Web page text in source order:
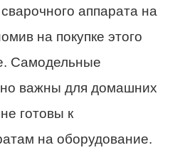
аппарата на
на покупке этого
Самодельные
важны для домашних
готовы к
на оборудование.